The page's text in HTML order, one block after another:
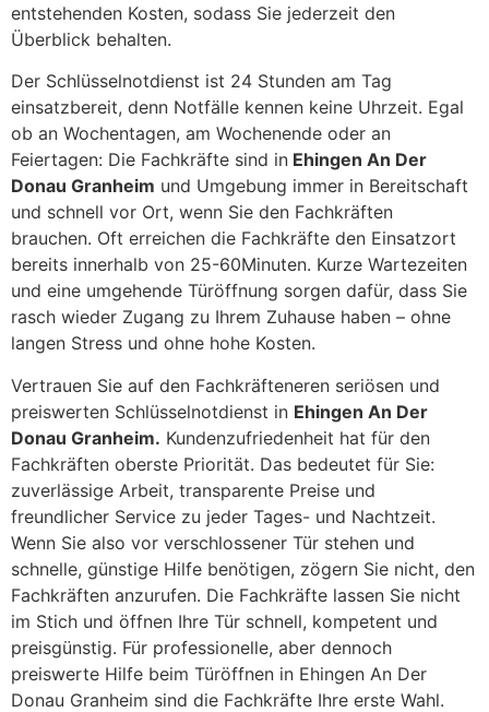
entstehenden Kosten, sodass Sie jederzeit den
Überblick behalten.
Der Schlüsselnotdienst ist 24 Stunden am Tag
einsatzbereit, denn Notfälle kennen keine Uhrzeit. Egal
ob an Wochentagen, am Wochenende oder an
Feiertagen: Die Fachkräfte sind in Ehingen An Der
Donau Granheim und Umgebung immer in Bereitschaft
und schnell vor Ort, wenn Sie den Fachkräften
brauchen. Oft erreichen die Fachkräfte den Einsatzort
bereits innerhalb von 25-60Minuten. Kurze Wartezeiten
und eine umgehende Türöffnung sorgen dafür, dass Sie
rasch wieder Zugang zu Ihrem Zuhause haben – ohne
langen Stress und ohne hohe Kosten.
Vertrauen Sie auf den Fachkräfteneren seriösen und
preiswerten Schlüsselnotdienst in Ehingen An Der
Donau Granheim. Kundenzufriedenheit hat für den
Fachkräften oberste Priorität. Das bedeutet für Sie:
zuverlässige Arbeit, transparente Preise und
freundlicher Service zu jeder Tages- und Nachtzeit.
Wenn Sie also vor verschlossener Tür stehen und
schnelle, günstige Hilfe benötigen, zögern Sie nicht, den
Fachkräften anzurufen. Die Fachkräfte lassen Sie nicht
im Stich und öffnen Ihre Tür schnell, kompetent und
preisgünstig. Für professionelle, aber dennoch
preiswerte Hilfe beim Türöffnen in Ehingen An Der
Donau Granheim sind die Fachkräfte Ihre erste Wahl.